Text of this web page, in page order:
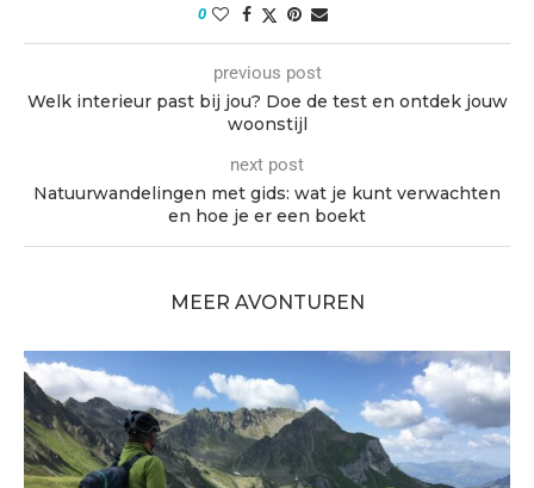
0
previous post
Welk interieur past bij jou? Doe de test en ontdek jouw
woonstijl
next post
Natuurwandelingen met gids: wat je kunt verwachten
en hoe je er een boekt
MEER AVONTUREN